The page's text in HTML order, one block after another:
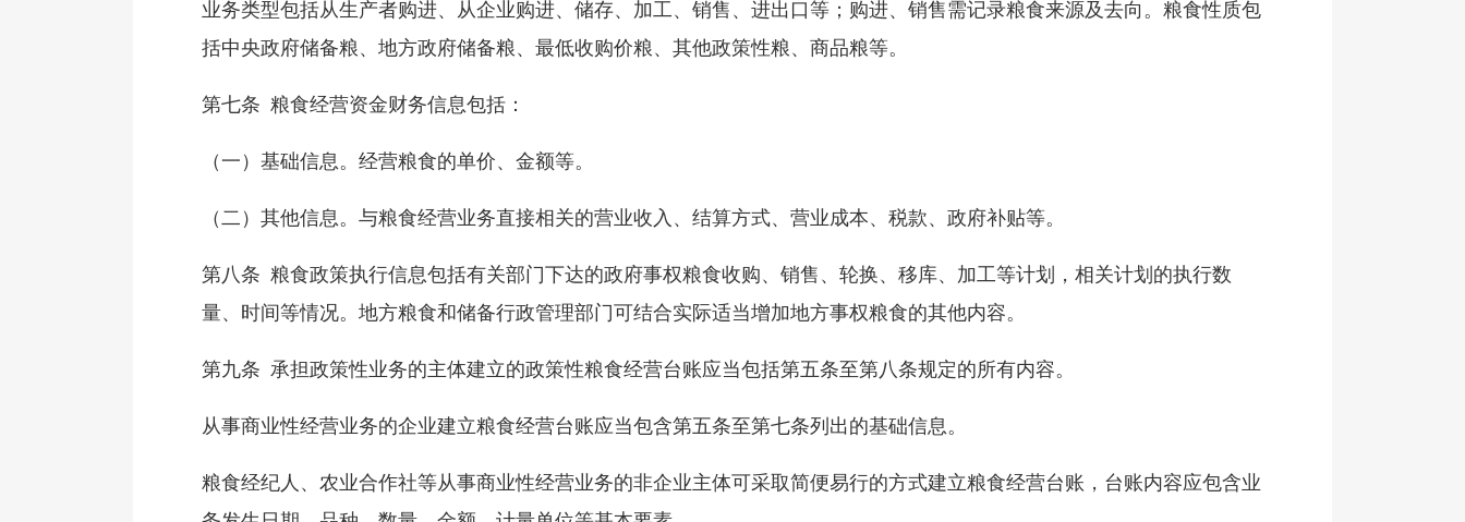
业务类型包括从生产者购进、从企业购进、储存、加工、销售、进出口等；购进、销售需记录粮食来源及去向。粮食性质包
括中央政府储备粮、地方政府储备粮、最低收购价粮、其他政策性粮、商品粮等。
第七条 粮食经营资金财务信息包括：
（一）基础信息。经营粮食的单价、金额等。
（二）其他信息。与粮食经营业务直接相关的营业收入、结算方式、营业成本、税款、政府补贴等。
第八条 粮食政策执行信息包括有关部门下达的政府事权粮食收购、销售、轮换、移库、加工等计划，相关计划的执行数
量、时间等情况。地方粮食和储备行政管理部门可结合实际适当增加地方事权粮食的其他内容。
第九条 承担政策性业务的主体建立的政策性粮食经营台账应当包括第五条至第八条规定的所有内容。
从事商业性经营业务的企业建立粮食经营台账应当包含第五条至第七条列出的基础信息。
粮食经纪人、农业合作社等从事商业性经营业务的非企业主体可采取简便易行的方式建立粮食经营台账，台账内容应包含业